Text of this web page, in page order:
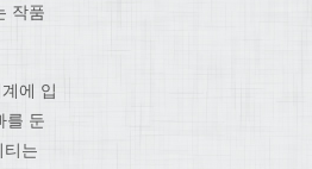
작품
에 입
를 둔
티는